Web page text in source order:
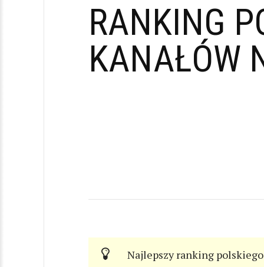
RANKING
KANAŁÓW
Najlepszy ranking